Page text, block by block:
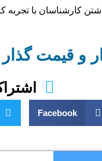
کارشناسان با
و قیمت
Facebook